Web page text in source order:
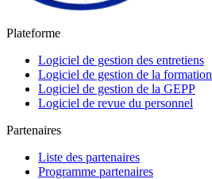
Plateforme
Logiciel de gestion des entretiens
Logiciel de gestion de la formation
Logiciel de gestion de la GEPP
Logiciel de revue du personnel
Partenaires
Liste des partenaires
Programme partenaires